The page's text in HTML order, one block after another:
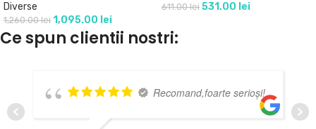
Diverse
1,260.00lei 1,095.00 lei
611.00lei 531.00 lei
Ce spun clientii nostri:
Recomand,foarte serioși!